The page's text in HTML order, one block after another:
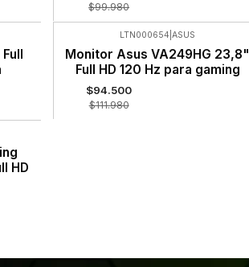
$99.980
-16%
OFF
LTN000654 |ASUS
Monitor Asus VA249HG 23,8"
Full HD 120 Hz para gaming
$94.500
$111.980
HD